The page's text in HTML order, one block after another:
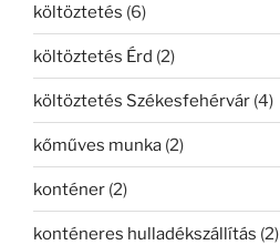
költöztetés (6)
költöztetés Érd (2)
költöztetés Székesfehérvár (4)
kőműves munka (2)
konténer (2)
konténeres hulladékszállítás (2)